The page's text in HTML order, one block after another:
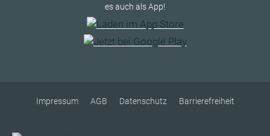
es auch als App!
Impressum AGB Datenschutz Barrierefreiheit